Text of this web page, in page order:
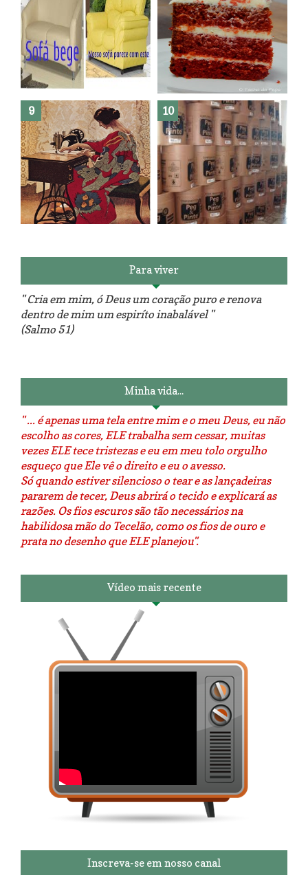
Como fazer leites vegetais ? O medo que habita em nós.
Reforma do sofá, agora é em
patchwork!
The Red Velvet !!! O Perfeito
Para viver
" Cria em mim, ó Deus um coração puro e renova
dentro de mim um espiríto inabalável "
(Salmo 51)
Minha vida...
" ... é apenas uma tela entre mim e o meu Deus, eu não
escolho as cores, ELE trabalha sem cessar, muitas
vezes ELE tece tristezas e eu em meu tolo orgulho
esqueço que Ele vê o direito e eu o avesso.
Só quando estiver silencioso o tear e as lançadeiras
pararem de tecer, Deus abrirá o tecido e explicará as
razões. Os fios escuros são tão necessários na
habilidosa mão do Tecelão, como os fios de ouro e
prata no desenho que ELE planejou".
Vídeo mais recente
Inscreva-se em nosso canal